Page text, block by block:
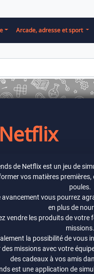
Arcade, adresse et sport
de Netflix est un jeu de
vos matières
poules.
avancement vous pourrez
en plus de
vendre les produits de votre
missions.
la possibilité de vous
des missions avec votre
des cadeaux à vos amis
est une application de